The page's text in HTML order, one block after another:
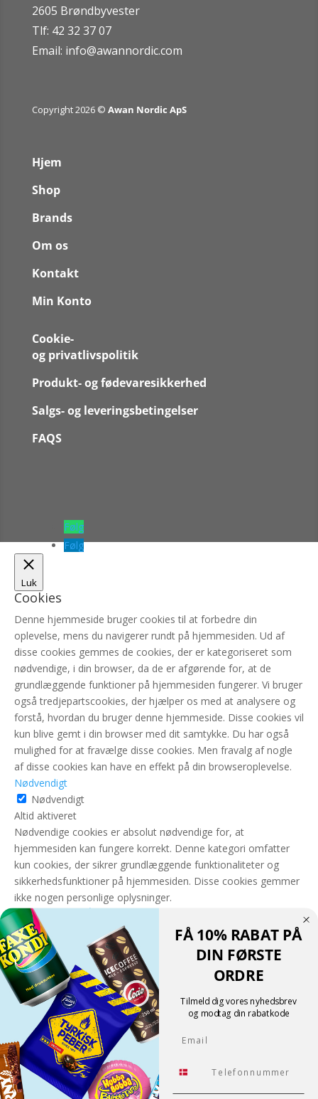
2605 Brøndbyvester
Tlf: 42 32 37 07
Email: info@awannordic.com
Copyright 2026 © Awan Nordic ApS
Hjem
Shop
Brands
Om os
Kontakt
Min Konto
Cookie-
og privatlivspolitik
Produkt- og fødevaresikkerhed
Salgs- og leveringsbetingelser
FAQS
Følg
Følg
Luk
Cookies
Denne hjemmeside bruger cookies til at forbedre din
oplevelse, mens du navigerer rundt på hjemmesiden. Ud af
disse cookies gemmes de cookies, der er kategoriseret som
nødvendige, i din browser, da de er afgørende for, at de
grundlæggende funktioner på hjemmesiden fungerer. Vi bruger
også tredjepartscookies, der hjælper os med at analysere og
forstå, hvordan du bruger denne hjemmeside. Disse cookies vil
kun blive gemt i din browser med dit samtykke. Du har også
mulighed for at fravælge disse cookies. Men fravalg af nogle
af disse cookies kan have en effekt på din browseroplevelse.
Nødvendigt
Nødvendigt
Altid aktiveret
Nødvendige cookies er absolut nødvendige for, at
hjemmesiden kan fungere korrekt. Denne kategori omfatter
kun cookies, der sikrer grundlæggende funktionaliteter og
sikkerhedsfunktioner på hjemmesiden. Disse cookies gemmer
ikke nogen personlige oplysninger.
GEM & ACCEPTÈR
Translate »
Powered by
Translate
Shopping cart0
Der er ingen produkter i kurven!
Fortsæt med at handle
FÅ 10% RABAT PÅ
DIN FØRSTE
ORDRE
Tilmeld dig vores nyhedsbrev
og modtag din rabatkode
Email
Tlf.